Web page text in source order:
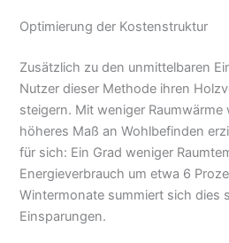
Optimierung der Kostenstruktur
Zusätzlich zu den unmittelbaren
Nutzer dieser Methode ihren
steigern. Mit weniger
höheres Maß an Wohlbefinden
für sich: Ein Grad weniger
Energieverbrauch um etwa 6
Wintermonate summiert sich dies
Einsparungen.